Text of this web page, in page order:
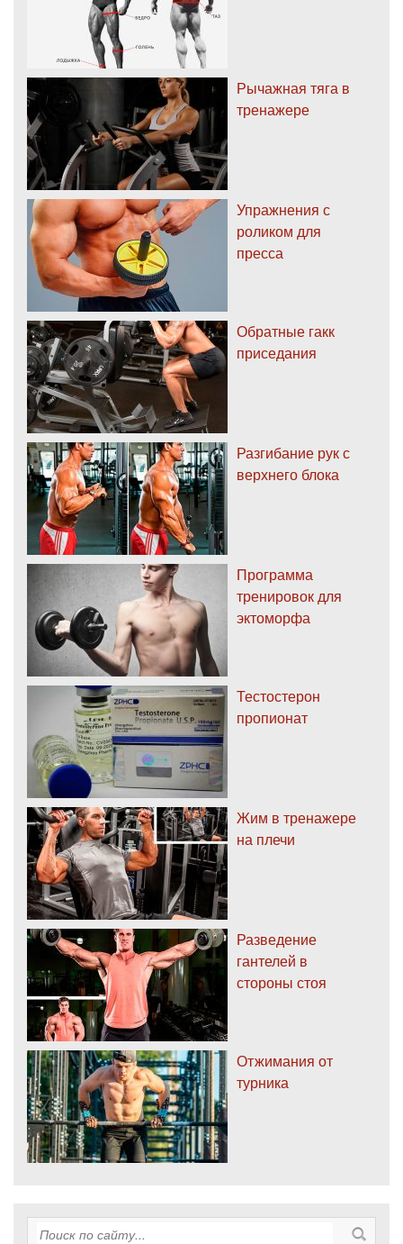
Рычажная тяга в
тренажере
Упражнения с
роликом для
пресса
Обратные гакк
приседания
Разгибание рук с
верхнего блока
Программа
тренировок для
эктоморфа
Тестостерон
пропионат
Жим в тренажере
на плечи
Разведение
гантелей в
стороны стоя
Отжимания от
турника